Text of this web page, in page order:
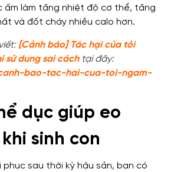
ấm làm tăng nhiệt độ cơ thể, tăng
và đốt cháy nhiều calo hơn.
[Cảnh báo] Tác hại của tỏi
sử dung sai cáchtại đây:
bao-tac-hai-cua-toi-ngam-
dục giúp eo
sinh con
phục sau thời kỳ hậu sản, bạn có